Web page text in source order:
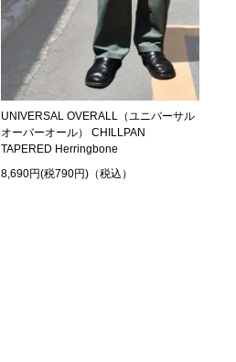
UNIVERSAL OVERALL（ユニバーサル
オーバーオール） CHILLPAN
TAPERED Herringbone
8,690円(税790円)（税込）